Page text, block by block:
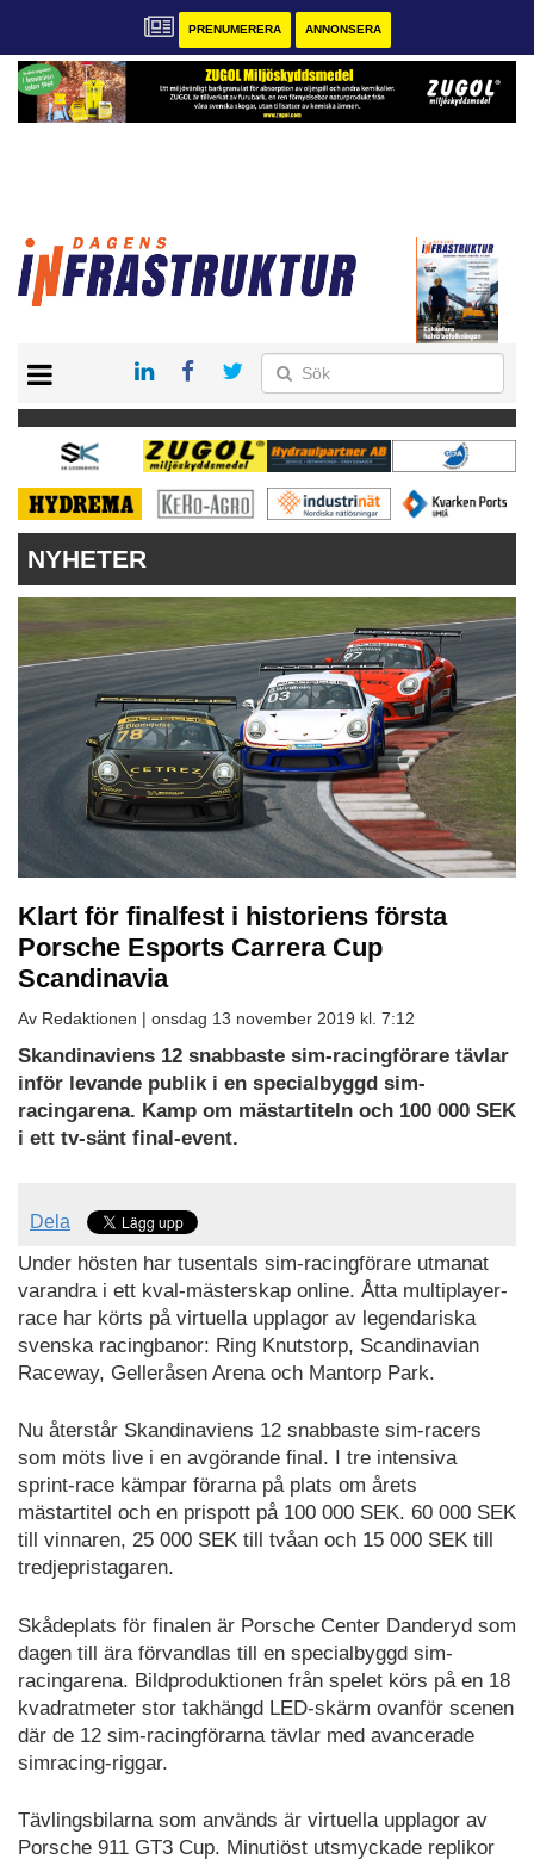
PRENUMERERA ANNONSERA
KONTAKT
VÅRA ANDRA MAGASIN
PRENUMERERA
ANNONSERA
NYHETER
Klart för finalfest i historiens första
Porsche Esports Carrera Cup
Scandinavia
Av Redaktionen | onsdag 13 november 2019 kl. 7:12
Skandinaviens 12 snabbaste sim-racingförare tävlar
inför levande publik i en specialbyggd sim-
racingarena. Kamp om mästartiteln och 100 000 SEK
i ett tv-sänt final-event.
Dela
Under hösten har tusentals sim-racingförare utmanat
varandra i ett kval-mästerskap online. Åtta multiplayer-
race har körts på virtuella upplagor av legendariska
svenska racingbanor: Ring Knutstorp, Scandinavian
Raceway, Gelleråsen Arena och Mantorp Park.
Nu återstår Skandinaviens 12 snabbaste sim-racers
som möts live i en avgörande final. I tre intensiva
sprint-race kämpar förarna på plats om årets
mästartitel och en prispott på 100 000 SEK. 60 000 SEK
till vinnaren, 25 000 SEK till tvåan och 15 000 SEK till
tredjepristagaren.
Skådeplats för finalen är Porsche Center Danderyd som
dagen till ära förvandlas till en specialbyggd sim-
racingarena. Bildproduktionen från spelet körs på en 18
kvadratmeter stor takhängd LED-skärm ovanför scenen
där de 12 sim-racingförarna tävlar med avancerade
simracing-riggar.
Tävlingsbilarna som används är virtuella upplagor av
Porsche 911 GT3 Cup. Minutiöst utsmyckade replikor